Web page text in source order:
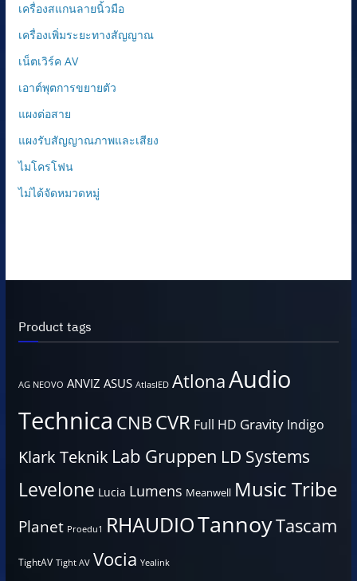
เครื่องสแกนลายนิ้วมือ
เครื่องเพิ่มระยะทางสัญญาณ
เน็ตเวิร์ค AV
เอาต์พุตการขยายตัว
แผงต่อสาย
แผงรับสัญญาณภาพและเสียง
ไมโครโฟน
ไม่ได้จัดหมวดหมู่
Product tags
AG NEOVO ANVIZ ASUS AtlasIED AtlonaAudio
Technica CNBCVR Full HD Gravity Indigo
Klark Teknik Lab Gruppen LD Systems
Levelone Lucia Lumens Meanwell Music Tribe
Planet Proedu1 RHAUDIOTannoyTascam
TightAV Tight AV Vocia Yealink